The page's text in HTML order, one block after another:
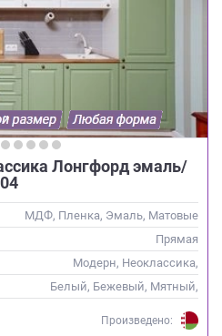
Лонгфорд эмаль/
МДФ, Пленка, Эмаль, Матовые
Прямая
Модерн, Неоклассика,
Скандинавский
Белый, Бежевый, Мятный,
Оливковый, Салатовый,
Бирюзовый
Произведено: